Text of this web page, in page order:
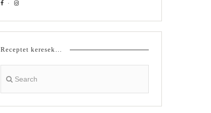
Receptet keresek…